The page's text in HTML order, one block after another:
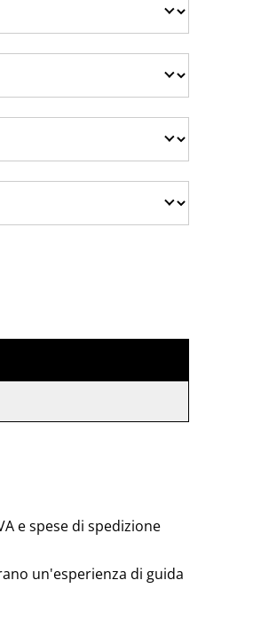
e spese di spedizione
un'esperienza di guida